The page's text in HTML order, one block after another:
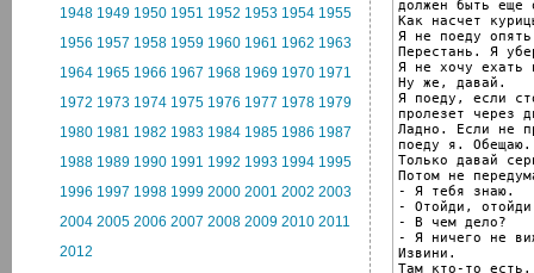
1948 1949 1950 1951 1952 1953 1954 1955
1956 1957 1958 1959 1960 1961 1962 1963
1964 1965 1966 1967 1968 1969 1970 1971
1972 1973 1974 1975 1976 1977 1978 1979
1980 1981 1982 1983 1984 1985 1986 1987
1988 1989 1990 1991 1992 1993 1994 1995
1996 1997 1998 1999 2000 2001 2002 2003
2004 2005 2006 2007 2008 2009 2010 2011
2012
должен быть еще
Как насчет
Я не поеду
Перестань. Я
Я не хочу ехать
Ну же, давай.
Я поеду, если
пролезет через
Ладно. Если не
поеду я. Обещаю.
Только давай
Потом не
- Я тебя знаю.
- Отойди,
- В чем дело?
- Я ничего не
Извини.
Там кто-то есть.